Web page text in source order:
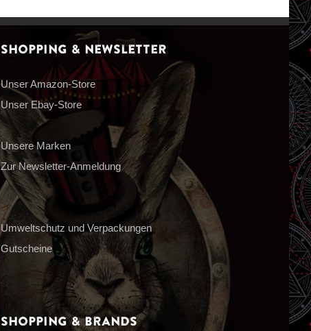
Shopping & Newsletter
Unser Amazon-Store
Unser Ebay-Store
Unsere Marken
Zur Newsletter-Anmeldung
Umweltschutz und Verpackungen
Gutscheine
Shopping & Brands